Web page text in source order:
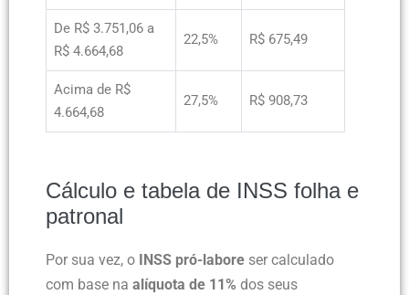
De R$ 3.751,06 a
R$ 4.664,68
22,5% R$ 675,49
Acima de R$
4.664,68
27,5% R$ 908,73
Cálculo e tabela de INSS folha e
patronal
Por sua vez, o INSS pró-labore ser calculado
com base na alíquota de 11% dos seus